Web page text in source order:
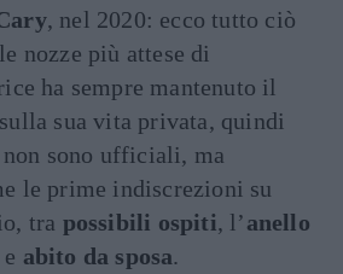
, nel 2020: ecco tutto ciò
nozze più attese di
ha sempre mantenuto il
sua vita privata, quindi
sono ufficiali, ma
le prime indiscrezioni su
tra possibili ospiti, l’anello
e abito da sposa.